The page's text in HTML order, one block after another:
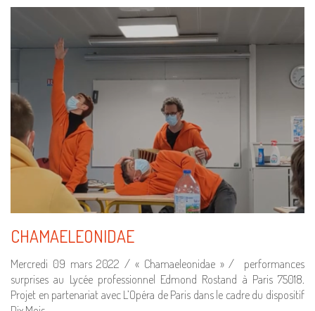
CHAMAELEONIDAE
Mercredi 09 mars 2022 / « Chamaeleonidae » / performances
surprises au Lycée professionnel Edmond Rostand à Paris 75018.
Projet en partenariat avec L’Opéra de Paris dans le cadre du dispositif